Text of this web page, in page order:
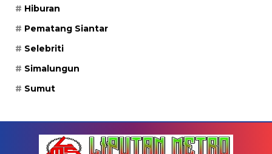
Hiburan
Pematang Siantar
Selebriti
Simalungun
Sumut